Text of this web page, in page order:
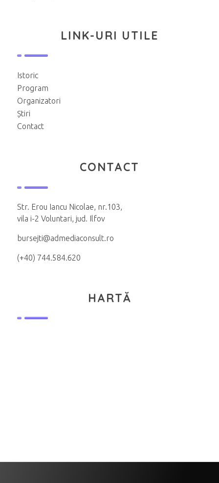
LINK-URI UTILE
Istoric
Program
Organizatori
Știri
Contact
CONTACT
Str. Erou Iancu Nicolae, nr.103,
vila i-2 Voluntari, jud. Ilfov
bursejti@admediaconsult.ro
(+40) 744.584.620
HARTĂ